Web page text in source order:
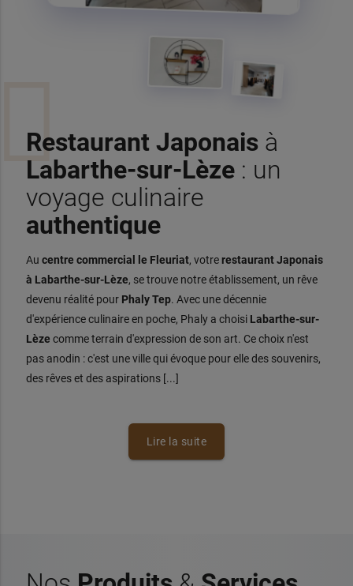
Restaurant Japonaisà
Labarthe-sur-Lèze: un
voyage culinaire
authentique
Au centre commercial le Fleuriat, votrerestaurant Japonais
à Labarthe-sur-Lèze, se trouve notre établissement, un rêve
devenu réalité pourPhaly Tep. Avec une décennie
d'expérience culinaire en poche, Phaly a choisiLabarthe-sur-
Lèze comme terrain d'expression de son art. Ce choix n'est
pas anodin : c'est une ville qui évoque pour elle des souvenirs,
des rêves et des aspirations [...]
Lire la suite